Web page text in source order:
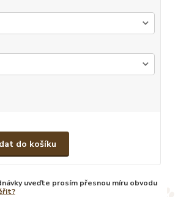
do košíku
uveďte prosím přesnou míru obvodu